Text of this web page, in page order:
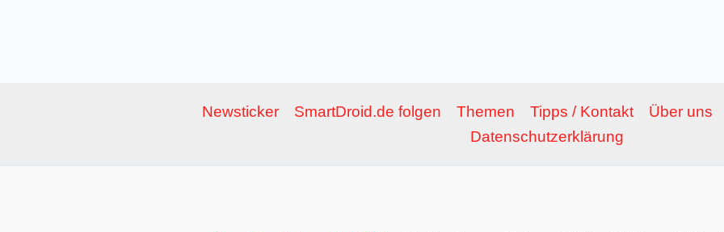
Newsticker SmartDroid.de folgen Themen Tipps / Kontakt
Über uns
Datenschutzerklärung